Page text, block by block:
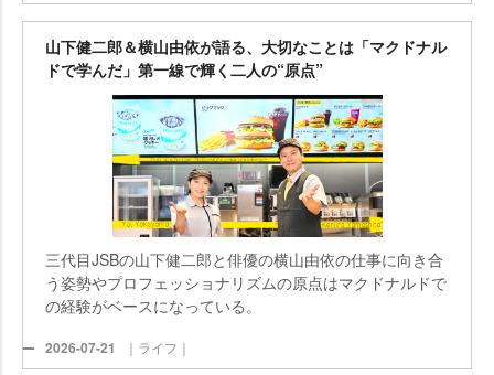
山下健二郎＆横山由依が語る、大切なことは「マクドナル
ドで学んだ」第一線で輝く二人の“原点”
三代目JSBの山下健二郎と俳優の横山由依の仕事に向き合
う姿勢やプロフェッショナリズムの原点はマクドナルドで
の経験がベースになっている。
2026-07-21 ｜ライフ｜